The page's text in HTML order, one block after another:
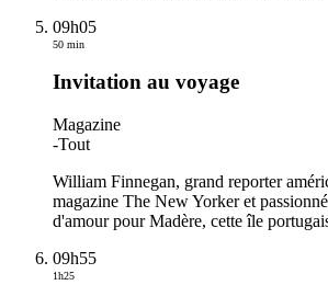
09h05
50 min
Invitation au voyage
Magazine
-Tout
William Finnegan, grand reporter
magazine The New Yorker et
d'amour pour Madère, cette île
09h55
1h25